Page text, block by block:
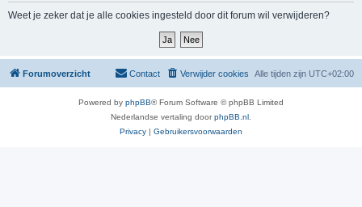
Weet je zeker dat je alle cookies ingesteld door dit forum wil verwijderen?
Forumoverzicht Alle tijden zijn UTC+02:00
Verwijder cookies
Contact
Powered by phpBB® Forum Software © phpBB Limited
Nederlandse vertaling doorphpBB.nl
Privacy | Gebruikersvoorwaarden